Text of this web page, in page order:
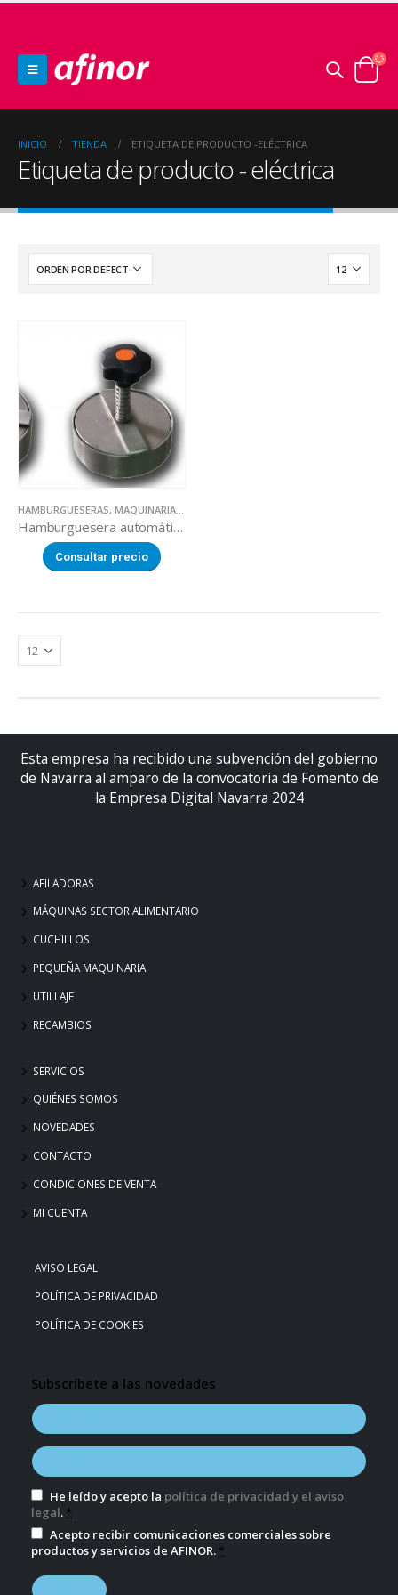
INICIO TIENDA ETIQUETA DE PRODUCTO -ELÉCTRICA
Etiqueta de producto - eléctrica
HAMBURGUESERAS, MAQUINARIA SECTOR ALIMENTACION
Hamburguesera automática eléctrica
Consultar precio
Esta empresa ha recibido una subvención del gobierno
de Navarra al amparo de la convocatoria de Fomento de
la Empresa Digital Navarra 2024
AFILADORAS
MÁQUINAS SECTOR ALIMENTARIO
CUCHILLOS
PEQUEÑA MAQUINARIA
UTILLAJE
RECAMBIOS
SERVICIOS
QUIÉNES SOMOS
NOVEDADES
CONTACTO
CONDICIONES DE VENTA
MI CUENTA
AVISO LEGAL
POLÍTICA DE PRIVACIDAD
POLÍTICA DE COOKIES
Subscríbete a las novedades
He leído y acepto la política de privacidad y el aviso
legal. *
Acepto recibir comunicaciones comerciales sobre
productos y servicios de AFINOR. *